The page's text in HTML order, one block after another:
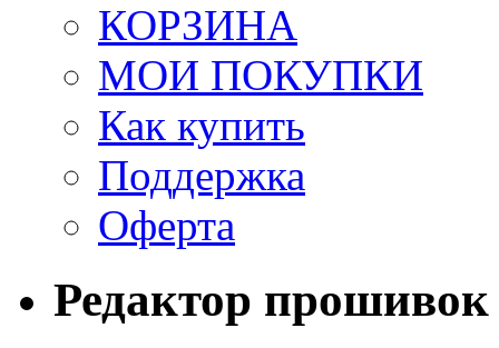
КОРЗИНА
МОИ ПОКУПКИ
Как купить
Поддержка
Оферта
Редактор прошивок